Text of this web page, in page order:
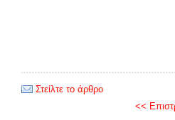
Στείλτε το άρθρο
<<